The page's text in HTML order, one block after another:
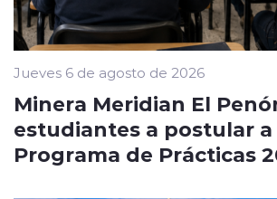
Jueves 6 de agosto de 2026
Minera Meridian El
estudiantes a postular a
Programa de Prácticas